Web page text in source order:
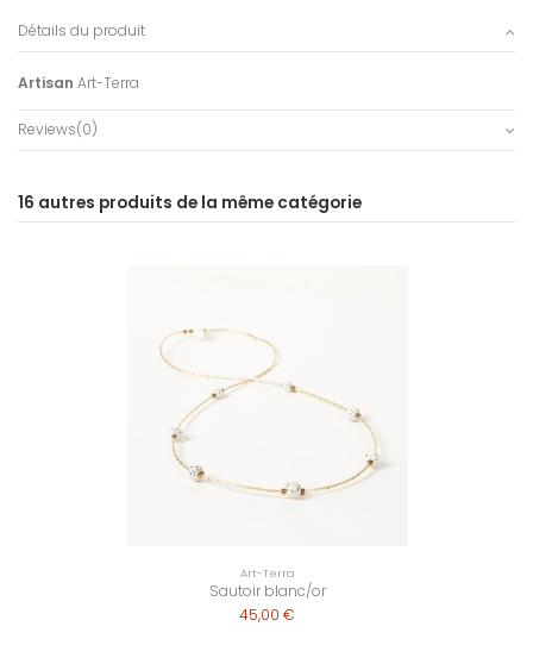
Détails du produit
Artisan Art-Terra
Reviews(0)
16 autres produits de la même catégorie
Art-Terra
Sautoir blanc/or
45,00 €